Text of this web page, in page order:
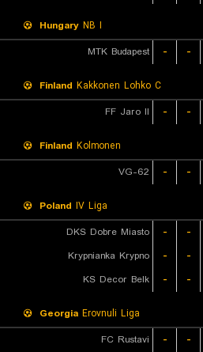
Hungary NB I
MTK Budapest
- -
Finland Kakkonen Lohko C
FF Jaro II
- -
Finland Kolmonen
VG-62
- -
Poland IV Liga
DKS Dobre Miasto
- -
Krypnianka Krypno
- -
KS Decor Belk
- -
Georgia Erovnuli Liga
FC Rustavi
- -